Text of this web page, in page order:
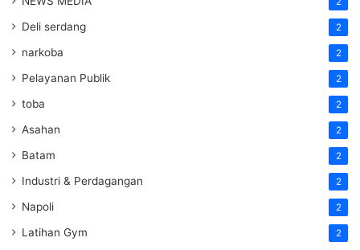
Deli serdang 2
narkoba 2
Pelayanan Publik 2
toba 2
Asahan 2
Batam 2
Industri & Perdagangan 2
Napoli 2
Latihan Gym 2